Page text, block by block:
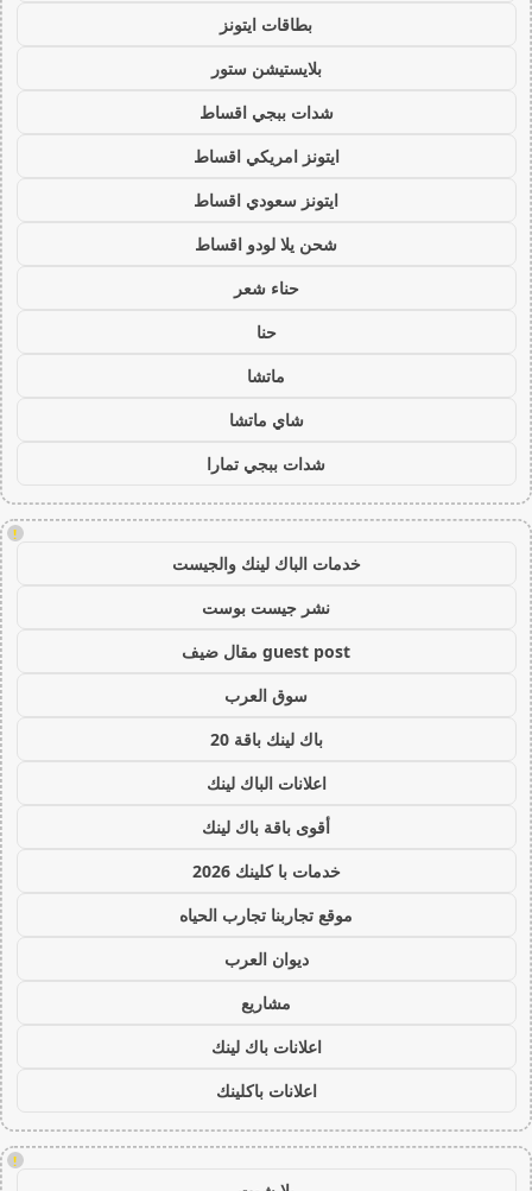
بطاقات ايتونز
بلايستيشن ستور
شدات ببجي اقساط
ايتونز امريكي اقساط
ايتونز سعودي اقساط
شحن يلا لودو اقساط
حناء شعر
حنا
ماتشا
شاي ماتشا
شدات ببجي تمارا
!
خدمات الباك لينك والجيست
نشر جيست بوست
guest post مقال ضيف
سوق العرب
باك لينك باقة 20
اعلانات الباك لينك
أقوى باقة باك لينك
خدمات با كلينك 2026
موقع تجاربنا تجارب الحياه
ديوان العرب
مشاريع
اعلانات باك لينك
اعلانات باكلينك
!